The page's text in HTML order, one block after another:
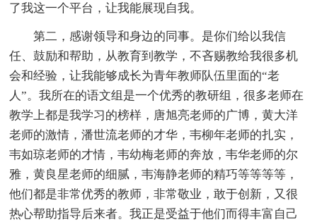
了我这一个平台，让我能展现自我。
第二，感谢领导和身边的同事。是你们给以我信
任、鼓励和帮助，从教育到教学，不吝赐教给我很多机
会和经验，让我能够成长为青年教师队伍里面的“老
人”。我所在的语文组是一个优秀的教研组，很多老师在
教学上都是我学习的榜样，唐旭亮老师的广博，黄大洋
老师的激情，潘世流老师的才华，韦柳年老师的扎实，
韦如琼老师的才情，韦幼梅老师的奔放，韦华老师的尔
雅，黄良星老师的细腻，韦海静老师的精巧等等等等，
他们都是非常优秀的教师，非常敬业，敢于创新，又很
热心帮助指导后来者。我正是受益于他们而得丰富自己